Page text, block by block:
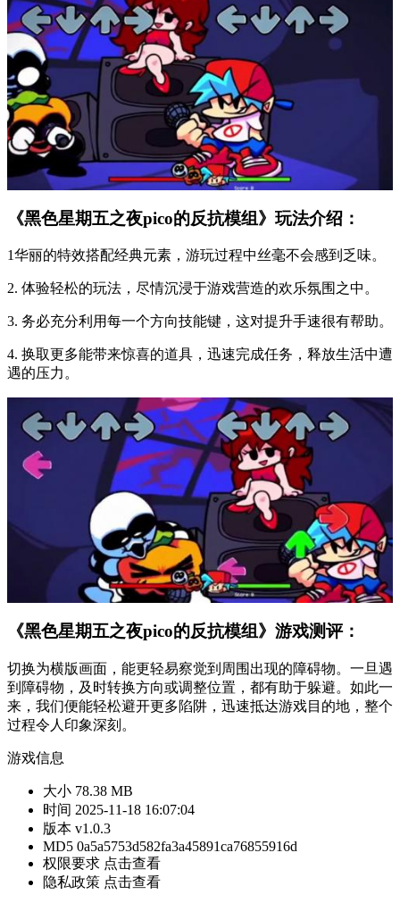
《黑色星期五之夜pico的反抗模组》玩法介绍：
1华丽的特效搭配经典元素，游玩过程中丝毫不会感到乏味。
2. 体验轻松的玩法，尽情沉浸于游戏营造的欢乐氛围之中。
3. 务必充分利用每一个方向技能键，这对提升手速很有帮助。
4. 换取更多能带来惊喜的道具，迅速完成任务，释放生活中遭
遇的压力。
《黑色星期五之夜pico的反抗模组》游戏测评：
切换为横版画面，能更轻易察觉到周围出现的障碍物。一旦遇
到障碍物，及时转换方向或调整位置，都有助于躲避。如此一
来，我们便能轻松避开更多陷阱，迅速抵达游戏目的地，整个
过程令人印象深刻。
游戏信息
大小 78.38 MB
时间 2025-11-18 16:07:04
版本 v1.0.3
MD5 0a5a5753d582fa3a45891ca76855916d
权限要求 点击查看
隐私政策 点击查看